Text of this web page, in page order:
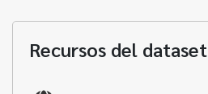
Recursos del dataset